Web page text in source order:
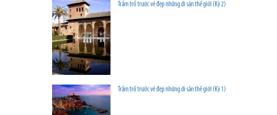
Trầm trồ trước vẻ đẹp những di sản thế giới (Kỳ 2)
Trầm trồ trước vẻ đẹp những di sản thế giới (Kỳ 1)